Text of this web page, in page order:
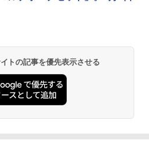
ング カーキ PATC-150(KH)
PEAK (パイクスピーク) 着替えテン
バシー テント 【中が透けない】 1
たたみ 防災グッズ 災害用トイレ ビ
ニック ポップアップテント 携帯 簡
テント (ブラック)
業販売】超強力クマ対策スプレー 30
続噴射30秒）110ml（連続噴射15
5～10m 安全ロック搭載 携帯収納袋
マ・イノシシ対策 自治体・教育機
実績 登山・キャンプ・アウトドア・
トの記事を優先表示させる